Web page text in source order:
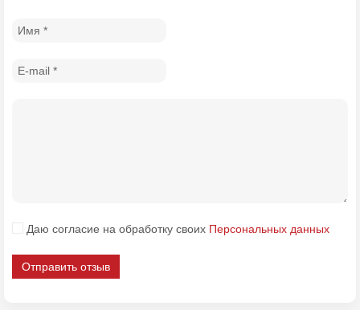
Даю согласие на обработку своих Персональных данных
Отправить отзыв